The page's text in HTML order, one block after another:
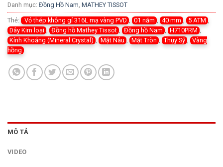
Danh mục: Đồng Hồ Nam MATHEY TISSOT
Thẻ: Vỏ thép không gỉ 316L mạ vàng PVD 01 năm 40 mm 5 ATM
Dây Kim loại
Đồng hồ Mathey Tissot Đồng hồ Nam H710PRM
Kính Khoáng (Mineral Crystal)
Mặt Nâu Mặt Tròn Thụy Sỹ
Vàng
hồng
MÔ TẢ
VIDEO